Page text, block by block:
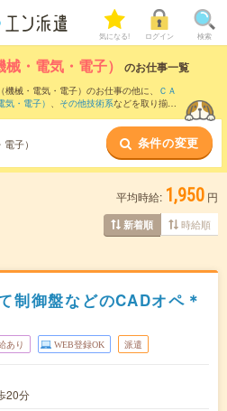
気になる! ログイン 検索
・電気・電子） のお仕事一覧
械・電気・電子）のお仕事の他に、
ＣＡ
・電子） 、 その他技術系などを取り揃え
Ｄ（機械・電気・電子）のお仕事とは？と
子） 条件の変更
平均時給: 1,950 円
新着順 時給順
制御盤などのCADオペ＊
あり WEB登録OK 派遣
20分